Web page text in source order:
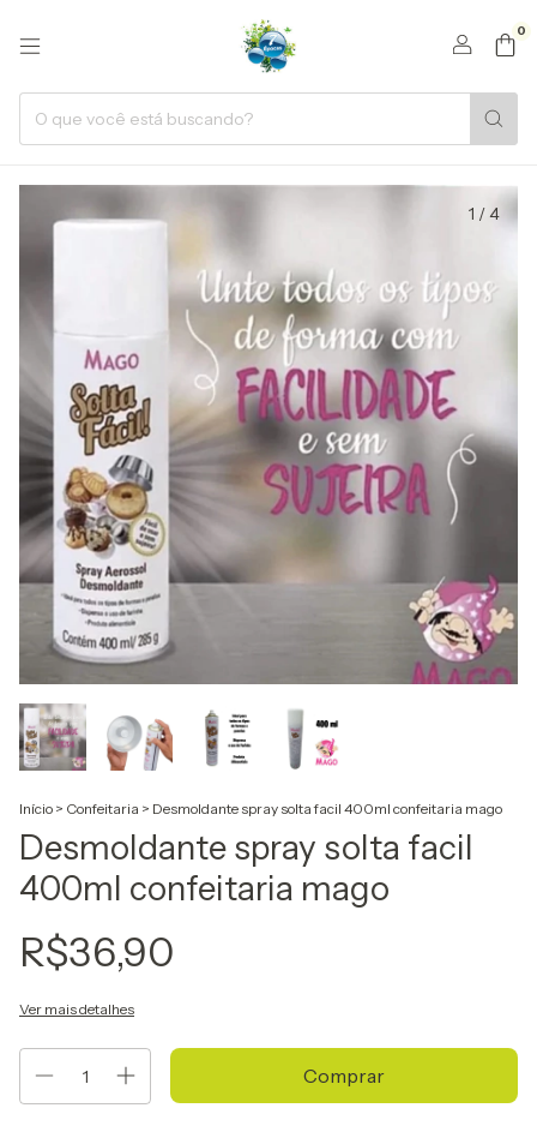
0
1 /4
Início > Confeitaria > Desmoldante spray solta facil 400ml confeitaria mago
Desmoldante spray solta facil
400ml confeitaria mago
R$36,90
Ver mais detalhes